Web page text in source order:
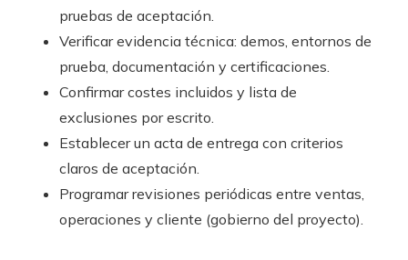
pruebas de aceptación.
Verificar evidencia técnica: demos, entornos de
prueba, documentación y certificaciones.
Confirmar costes incluidos y lista de
exclusiones por escrito.
Establecer un acta de entrega con criterios
claros de aceptación.
Programar revisiones periódicas entre ventas,
operaciones y cliente (gobierno del proyecto).